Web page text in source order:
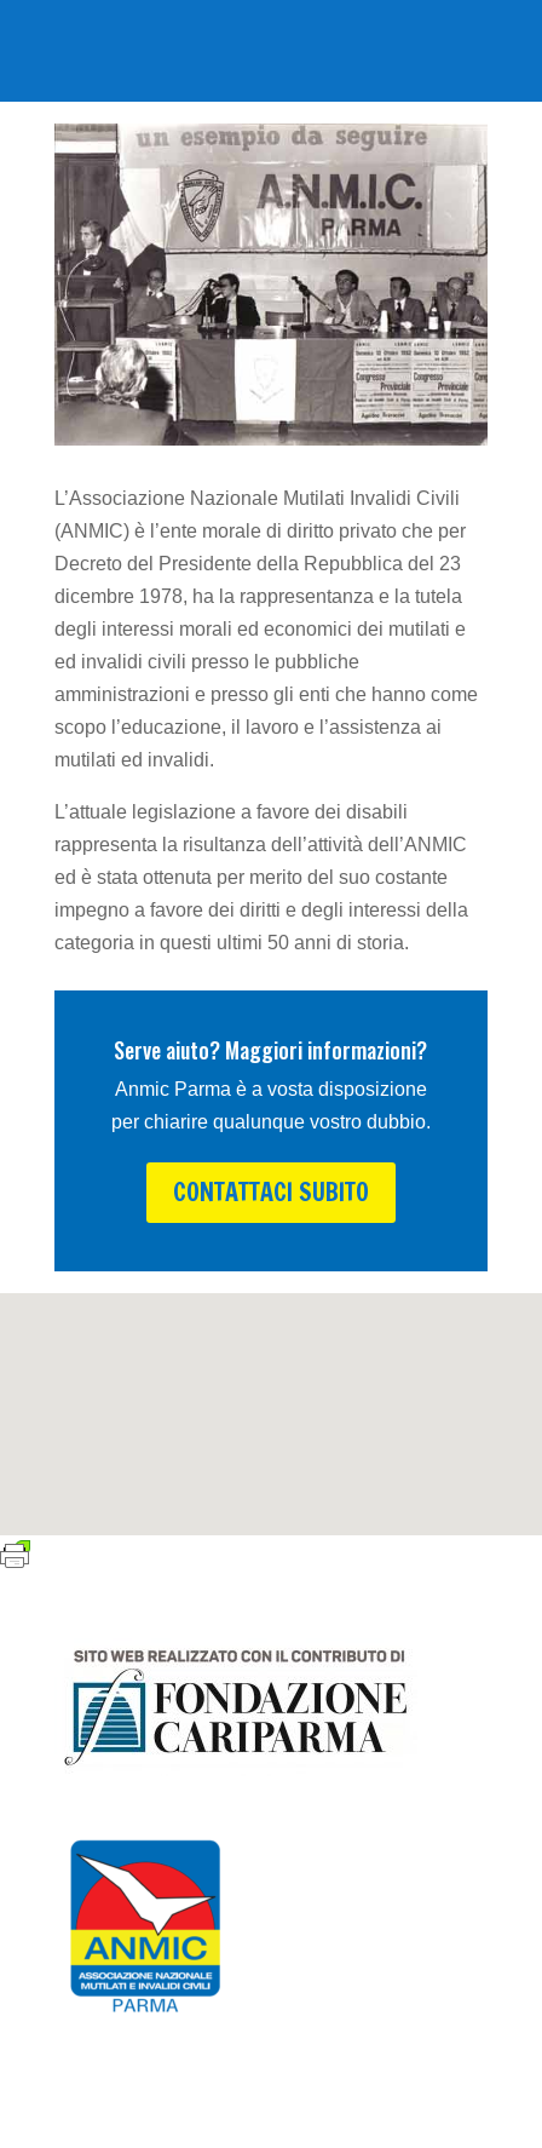
L’Associazione Nazionale Mutilati Invalidi Civili
(ANMIC) è l’ente morale di diritto privato che per
Decreto del Presidente della Repubblica del 23
dicembre 1978, ha la rappresentanza e la tutela
degli interessi morali ed economici dei mutilati e
ed invalidi civili presso le pubbliche
amministrazioni e presso gli enti che hanno come
scopo l’educazione, il lavoro e l’assistenza ai
mutilati ed invalidi.
L’attuale legislazione a favore dei disabili
rappresenta la risultanza dell’attività dell’ANMIC
ed è stata ottenuta per merito del suo costante
impegno a favore dei diritti e degli interessi della
categoria in questi ultimi 50 anni di storia.
Serve aiuto? Maggiori informazioni?
Anmic Parma è a vosta disposizione
per chiarire qualunque vostro dubbio.
CONTATTACI SUBITO